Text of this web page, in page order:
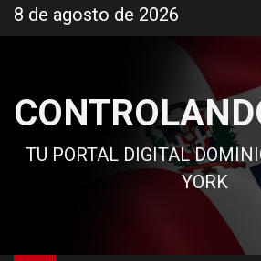
al
8 de agosto de 2026
TU PORTAL DIGITAL
YORK